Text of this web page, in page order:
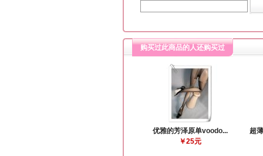
购买过此商品的人还购买过
优雅的芳泽原单voodo...
￥25元
超